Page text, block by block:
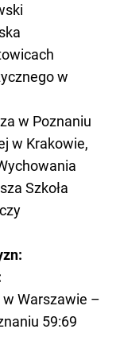
w
w Poznaniu
w Krakowie,
Szkoła
Warszawie –
59:69